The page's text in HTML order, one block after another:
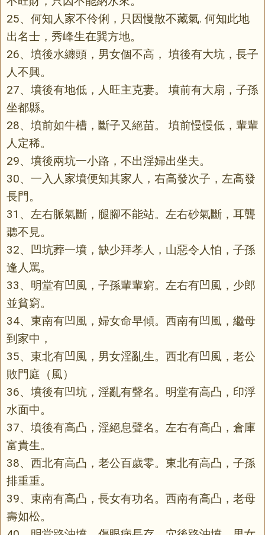
25、何知人家不伶俐，只因慢散不藏氣. 何知此地
出名士，秀峰生在巽方地。
26、墳後水纏頭，男女個不高， 墳後有大坑，長子
人不興。
27、墳後有地低，人旺主克妻。 墳前有大扇，子孫
坐都縣。
28、墳前如牛槽，斷子又絕苗。 墳前慢慢低，輩輩
人定稀。
29、墳後兩坑一小路，不出淫婦出坐夫。
30、一入人家墳便知其家人，右高發次子，左高發
長門。
31、左右脈氣斷，腿腳不能站。左右砂氣斷，耳聾
聽不見。
32、凹坑葬一墳，缺少拜孝人，山惡令人怕，子孫
逢人罵。
33、明堂有凹風，子孫輩輩窮。左右有凹風，少郎
並貧窮。
34、東南有凹風，婦女命早傾。西南有凹風，繼母
到家中，
35、東北有凹風，男女淫亂生。西北有凹風，老公
敗門庭（風）
36、墳後有凹坑，淫亂有聲名。明堂有高凸，印浮
水面中。
37、墳後有高凸，淫絕息聲名。左右有高凸，倉庫
富貴生。
38、西北有高凸，老公百歲零。東北有高凸，子孫
排重重。
39、東南有高凸，長女有功名。西南有高凸，老母
壽如松。